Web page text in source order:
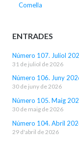
Comella
ENTRADES
Número 107. Juliol
31 de juliol de 2026
Número 106. Juny
30 de juny de 2026
Número 105. Maig
30 de maig de 2026
Número 104. Abril
29 d'abril de 2026